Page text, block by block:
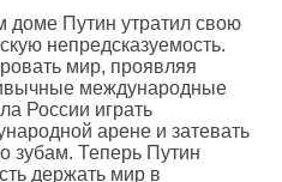
Путин утратил свою
непредсказуемость.
мир, проявляя
международные
России играть
арене и затевать
зубам. Теперь Путин
держать мир в